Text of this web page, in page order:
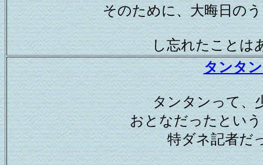
そのために、大晦日の
し忘れたことは
タンタ
タンタンって、
おとなだったとい
特ダネ記者だ